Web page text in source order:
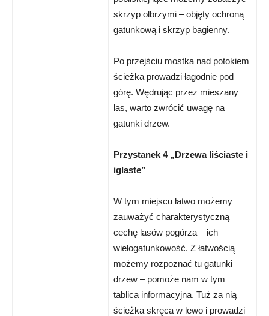
skrzyp olbrzymi – objęty ochroną
gatunkową i skrzyp bagienny.
Po przejściu mostka nad potokiem
ścieżka prowadzi łagodnie pod
górę. Wędrując przez mieszany
las, warto zwrócić uwagę na
gatunki drzew.
Przystanek 4 „Drzewa liściaste i
iglaste”
W tym miejscu łatwo możemy
zauważyć charakterystyczną
cechę lasów pogórza – ich
wielogatunkowość. Z łatwością
możemy rozpoznać tu gatunki
drzew – pomoże nam w tym
tablica informacyjna. Tuż za nią
ścieżka skręca w lewo i prowadzi